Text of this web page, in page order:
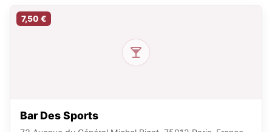
7,50 €
Bar Des Sports